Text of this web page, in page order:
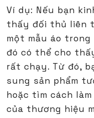
Ví dụ: Nếu bạn
thấy đối thủ liên
một mẫu áo
đó có thể cho
rất chạy. Từ đó,
sung sản phẩm
hoặc tìm cách
của thương hiệu